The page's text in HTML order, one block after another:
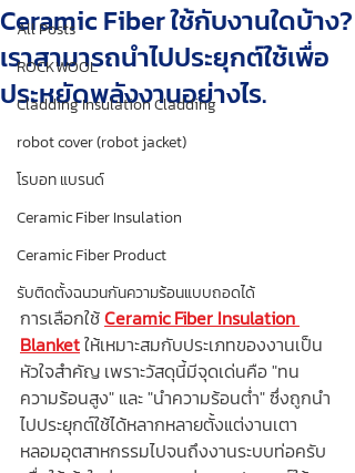
All Posts
ROCKWOOL
Cladding Insulation Cladding
robot cover (robot jacket)
โรบอท แบรนด์
Ceramic Fiber Insulation
Ceramic Fiber Product
รับติดตั้งฉนวนกันความร้อนแบบถอดได้
Ceramic Fiber ใช้กับงานใดบ้าง?
เราสามารถนำไปประยุกต์ใช้เพื่อ
ประหยัดพลังงานอย่างไร.
การเลือกใช้ Ceramic Fiber Insulation
Blanket ให้เหมาะสมกับประเภทของงานเป็น
หัวใจสำคัญ เพราะวัสดุนี้มีจุดเด่นคือ "ทน
ความร้อนสูง" และ "นำความร้อนต่ำ" ซึ่งถูกนำ
ไปประยุกต์ใช้ได้หลากหลายตั้งแต่งานเตา
หลอมอุตสาหกรรมไปจนถึงงานระบบท่อครับ